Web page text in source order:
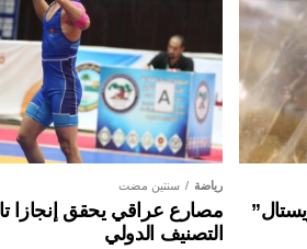
رياضة سنتين مضت
مصارع عراقي يحقق إنجازا
التصنيف الدولي